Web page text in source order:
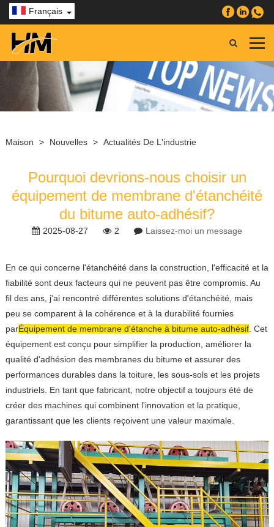
Français
Maison > Nouvelles > Actualités De L'industrie
Pourquoi devrions-nous choisir un
équipement de membrane d'étanchéité
du bitume auto-adhésif?
2025-08-27 2 Laissez-moi un message
En ce qui concerne l'étanchéité dans la construction, l'efficacité et la
fiabilité sont deux facteurs qui ne peuvent pas être compromis. Au
fil des ans, j'ai rencontré différentes solutions d'étanchéité, mais
peu se comparent à la cohérence et à la durabilité fournies
parÉquipement de membrane d'étanche à bitume auto-adhésif. Cet
équipement est conçu pour simplifier la production, améliorer la
qualité d'adhésion des membranes du bitume et assurer des
performances durables dans la toiture, les sous-sols et les projets
industriels. En tant que fabricant, notre objectif a toujours été de
créer des machines qui combinent l'innovation et la pratique,
garantissant que les clients reçoivent une valeur maximale.